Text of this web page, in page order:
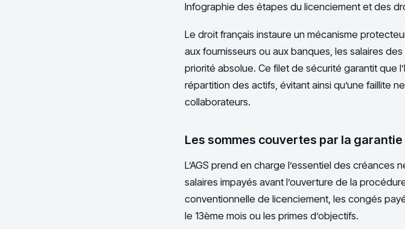
Infographie des étapes du licenciement et des
Le droit français instaure un mécanisme
aux fournisseurs ou aux banques, les salaires
priorité absolue. Ce filet de sécurité garantit que
répartition des actifs, évitant ainsi qu’une faillite
collaborateurs.
Les sommes couvertes par la garantie
L’AGS prend en charge l’essentiel des créances
salaires impayés avant l’ouverture de la
conventionnelle de licenciement, les congés
le 13ème mois ou les primes d’objectifs.